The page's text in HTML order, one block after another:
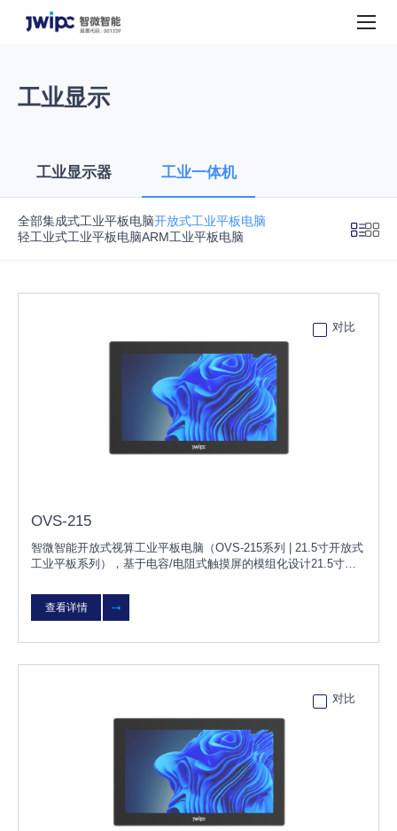
工业显示
工业显示器 工业一体机
全部集成式工业平板电脑开放式工业平板电脑
轻工业式工业平板电脑ARM工业平板电脑
对比
OVS-215
智微智能开放式视算工业平板电脑（OVS-215系列 | 21.5寸开放式
工业平板系列），基于电容/电阻式触摸屏的模组化设计21.5寸的
客户需求灵活选择不同配置，无需改变原有设计，更换OVS模块
即可快速升级或维护；产品可广泛用于智能工厂、风电、太阳能光
查看详情
对比